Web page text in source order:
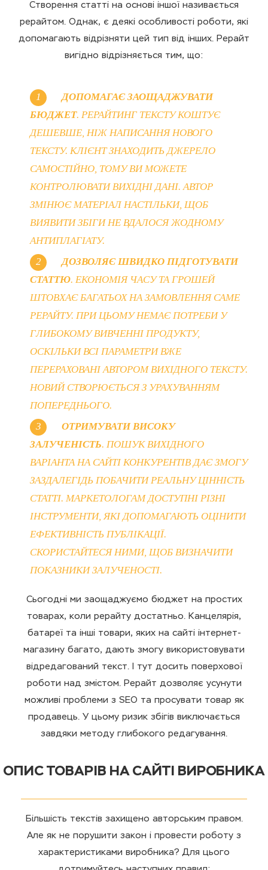
Створення статті на основі іншої називається
рерайтом. Однак, є деякі особливості роботи, які
допомагають відрізняти цей тип від інших. Рерайт
вигідно відрізняється тим, що:
ДОПОМАГАЄ ЗАОЩАДЖУВАТИ
БЮДЖЕТ. РЕРАЙТИНГ ТЕКСТУ КОШТУЄ
ДЕШЕВШЕ, НІЖ НАПИСАННЯ НОВОГО
ТЕКСТУ. КЛІЄНТ ЗНАХОДИТЬ ДЖЕРЕЛО
САМОСТІЙНО, ТОМУ ВИ МОЖЕТЕ
КОНТРОЛЮВАТИ ВИХІДНІ ДАНІ. АВТОР
ЗМІНЮЄ МАТЕРІАЛ НАСТІЛЬКИ, ЩОБ
ВИЯВИТИ ЗБІГИ НЕ ВДАЛОСЯ ЖОДНОМУ
АНТИПЛАГІАТУ.
ДОЗВОЛЯЄ ШВИДКО ПІДГОТУВАТИ
СТАТТЮ. ЕКОНОМІЯ ЧАСУ ТА ГРОШЕЙ
ШТОВХАЄ БАГАТЬОХ НА ЗАМОВЛЕННЯ САМЕ
РЕРАЙТУ. ПРИ ЦЬОМУ НЕМАЄ ПОТРЕБИ У
ГЛИБОКОМУ ВИВЧЕННІ ПРОДУКТУ,
ОСКІЛЬКИ ВСІ ПАРАМЕТРИ ВЖЕ
ПЕРЕРАХОВАНІ АВТОРОМ ВИХІДНОГО ТЕКСТУ.
НОВИЙ СТВОРЮЄТЬСЯ З УРАХУВАННЯМ
ПОПЕРЕДНЬОГО.
ОТРИМУВАТИ ВИСОКУ
ЗАЛУЧЕНІСТЬ. ПОШУК ВИХІДНОГО
ВАРІАНТА НА САЙТІ КОНКУРЕНТІВ ДАЄ ЗМОГУ
ЗАЗДАЛЕГІДЬ ПОБАЧИТИ РЕАЛЬНУ ЦІННІСТЬ
СТАТТІ. МАРКЕТОЛОГАМ ДОСТУПНІ РІЗНІ
ІНСТРУМЕНТИ, ЯКІ ДОПОМАГАЮТЬ ОЦІНИТИ
ЕФЕКТИВНІСТЬ ПУБЛІКАЦІЇ.
СКОРИСТАЙТЕСЯ НИМИ, ЩОБ ВИЗНАЧИТИ
ПОКАЗНИКИ ЗАЛУЧЕНОСТІ.
Сьогодні ми заощаджуємо бюджет на простих
товарах, коли рерайту достатньо. Канцелярія,
батареї та інші товари, яких на сайті інтернет-
магазину багато, дають змогу використовувати
відредагований текст. І тут досить поверхової
роботи над змістом. Рерайт дозволяє усунути
можливі проблеми з SEO та просувати товар як
продавець. У цьому ризик збігів виключається
завдяки методу глибокого редагування.
ОПИС ТОВАРІВ НА САЙТІ ВИРОБНИКА
Більшість текстів захищено авторським правом.
Але як не порушити закон і провести роботу з
характеристиками виробника? Для цього